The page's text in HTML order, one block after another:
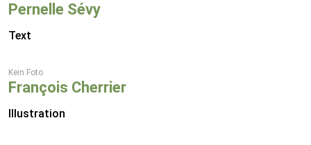
Pernelle Sévy
Text
Kein Foto
François Cherrier
Illustration